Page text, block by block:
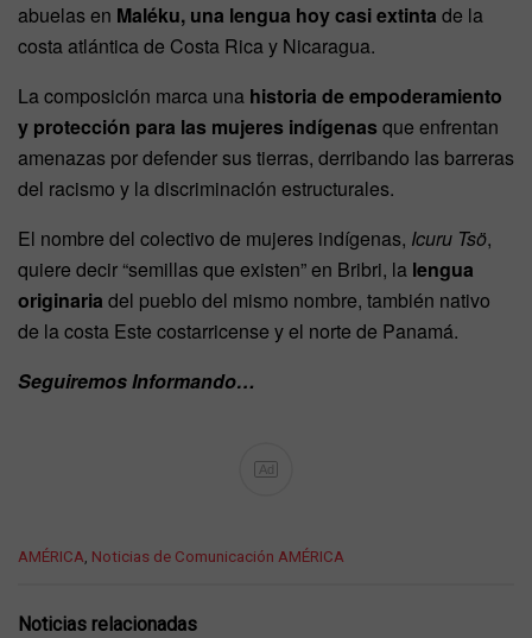
abuelas en Maléku, una lengua hoy casi extinta de la
costa atlántica de Costa Rica y Nicaragua.
La composición marca una historia de empoderamiento
y protección para las mujeres indígenas que enfrentan
amenazas por defender sus tierras, derribando las barreras
del racismo y la discriminación estructurales.
El nombre del colectivo de mujeres indígenas, Icuru Tsö,
quiere decir “semillas que existen” en Bribri, la lengua
originaria del pueblo del mismo nombre, también nativo
de la costa Este costarricense y el norte de Panamá.
Seguiremos Informando…
Ad
C
e
AMÉRICA, Noticias de Comunicación AMÉRICA
Noticias relacionadas